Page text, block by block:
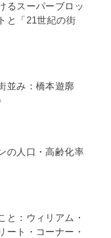
るスーパーブロッ
と「21世紀の街
並み：橋本遊廓
の人口・高齢化率
と：ウィリアム・
ート・コーナー・